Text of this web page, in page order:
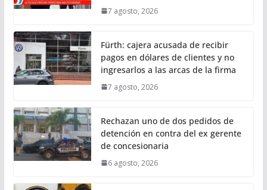
7 agosto, 2026
Fürth: cajera acusada de recibir
pagos en dólares de clientes y no
ingresarlos a las arcas de la firma
7 agosto, 2026
Rechazan uno de dos pedidos de
detención en contra del ex gerente
de concesionaria
6 agosto, 2026